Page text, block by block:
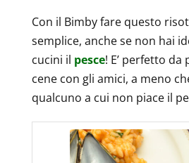
Con il Bimby fare questo
semplice, anche se non hai
cucini il pesce! E’ perfetto
cene con gli amici, a meno
qualcuno a cui non piace il